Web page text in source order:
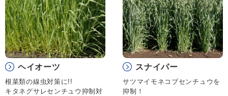
ヘイオーツ
根菜類の線虫対策に!!
キタネグサレセンチュウ抑制対
スナイパー
サツマイモネコブセンチュウを
抑制！